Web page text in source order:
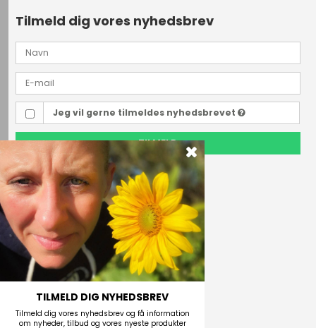
Tilmeld dig vores nyhedsbrev
Jeg vil gerne tilmeldes nyhedsbrevet
TILMELD
Outdoor i Centrum
Perlegade 44
6400 Sønderborg, Danmark
Telefonnr.
(+45) 74 43 53 55
E-mail
TILMELD DIG NYHEDSBREV
Tilmeld dig vores nyhedsbrev og få information
om nyheder, tilbud og vores nyeste produkter